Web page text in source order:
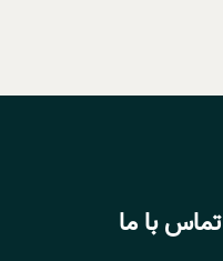
تماس با ما